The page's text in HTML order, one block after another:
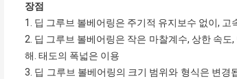
장점
1. 딥 그루브 볼베어링은 주기적 유지보수 없이,
2. 딥 그루브 볼베어링은 작은 마찰계수, 상한 속
해. 태도의 폭넓은 이용
3. 딥 그루브 볼베어링의 크기 범위와 형식은 변경